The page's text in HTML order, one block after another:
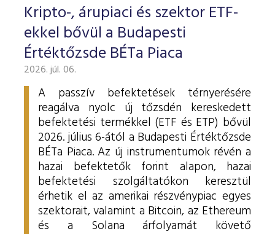
Kripto-, árupiaci és szektor ETF-
ekkel bővül a Budapesti
Értéktőzsde BÉTa Piaca
2026. júl. 06.
A passzív befektetések térnyerésére
reagálva nyolc új tőzsdén kereskedett
befektetési termékkel (ETF és ETP) bővül
2026. július 6-ától a Budapesti Értéktőzsde
BÉTa Piaca. Az új instrumentumok révén a
hazai befektetők forint alapon, hazai
befektetési szolgáltatókon keresztül
érhetik el az amerikai részvénypiac egyes
szektorait, valamint a Bitcoin, az Ethereum
és a Solana árfolyamát követő